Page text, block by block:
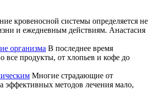
кровеносной системы определяется не
и ежедневным действиям. Анастасия
организма В последнее время
все продукты, от хлопьев и кофе до
Многие страдающие от
эффективных методов лечения мало,